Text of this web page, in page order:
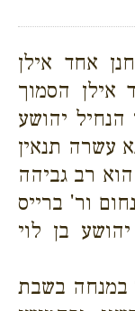
אחד אילן
אילן הסמוך
יהושע
עשרה תנאין
רב גביהה
ור' ברייס
בן לוי
במנחה בשבת